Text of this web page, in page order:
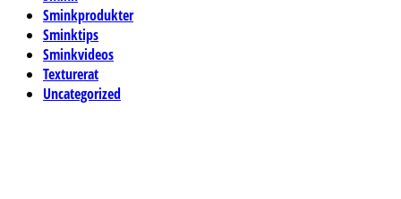
Sminkprodukter
Sminktips
Sminkvideos
Texturerat
Uncategorized